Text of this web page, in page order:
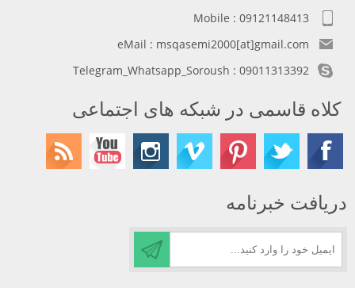
Mobile : 09121148413
eMail : msqasemi2000[at]gmail.com
Telegram_Whatsapp_Soroush : 09011313392
کلاه قاسمی در شبکه های اجتماعی
دریافت خبرنامه